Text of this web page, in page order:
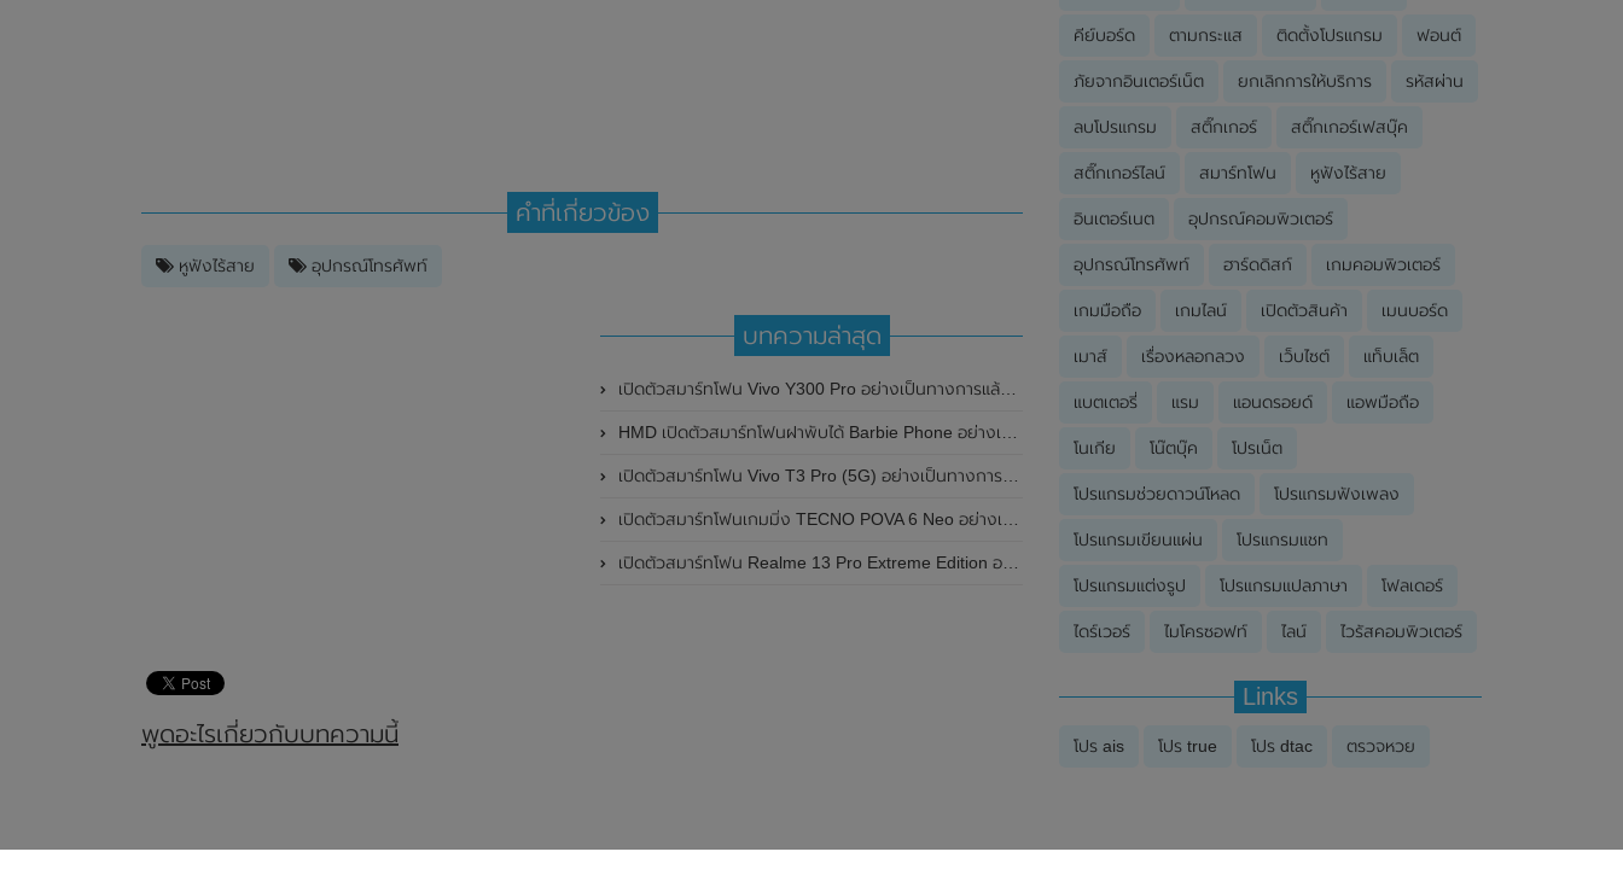
คำที่เกี่ยวข้อง
หูฟังไร้สาย อุปกรณ์โทรศัพท์
บทความล่าสุด
เปิดตัวสมาร์ทโฟน Vivo Y300 Pro อย่างเป็นทางการแล้วในประเทศจีน มาพร้อมดีไซน์พรีเมี่ยม ทนทาน และแบตเตอรี่สุดอึดขนาดใหญ่ 6,500mAh พร้อมรองรับการชาร์จไว 80W
HMD เปิดตัวสมาร์ทโฟนฝาพับได้ Barbie Phone อย่างเป็นทางการแล้ว มาพร้อมธีมสีชมพูสดใส
เปิดตัวสมาร์ทโฟน Vivo T3 Pro (5G) อย่างเป็นทางการแล้วในประเทศอินเดีย
เปิดตัวสมาร์ทโฟนเกมมิ่ง TECNO POVA 6 Neo อย่างเป็นทางการแล้วในประเทศไทย ในราคา 8,499 บาท
เปิดตัวสมาร์ทโฟน Realme 13 Pro Extreme Edition อย่างเป็นทางการแล้วในประเทศจีน
พูดอะไรเกี่ยวกับบทความนี้
คีย์บอร์ด ตามกระแส ติดตั้งโปรแกรม ฟอนต์
ภัยจากอินเตอร์เน็ต ยกเลิกการให้บริการ รหัสผ่าน
ลบโปรแกรม สติ๊กเกอร์ สติ๊กเกอร์เฟสบุ๊ค
สติ๊กเกอร์ไลน์ สมาร์ทโฟน หูฟังไร้สาย
อินเตอร์เนต อุปกรณ์คอมพิวเตอร์
อุปกรณ์โทรศัพท์ ฮาร์ดดิสก์ เกมคอมพิวเตอร์
เกมมือถือ เกมไลน์ เปิดตัวสินค้า เมนบอร์ด
เมาส์ เรื่องหลอกลวง เว็บไซต์ แท็บเล็ต
แบตเตอรี่ แรม แอนดรอยด์ แอพมือถือ
โนเกีย โน๊ตบุ๊ค โปรเน็ต
โปรแกรมช่วยดาวน์โหลด โปรแกรมฟังเพลง
โปรแกรมเขียนแผ่น โปรแกรมแชท
โปรแกรมแต่งรูป โปรแกรมแปลภาษา โฟลเดอร์
ไดร์เวอร์ ไมโครซอฟท์ ไลน์ ไวรัสคอมพิวเตอร์
Links
โปร ais โปร true โปร dtac ตรวจหวย